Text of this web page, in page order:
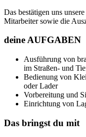
Das bestätigen uns
Mitarbeiter sowie die
deine AUFGABEN
Ausführung von
im Straßen- und
Bedienung von
oder Lader
Vorbereitung und
Einrichtung von
Das bringst du mit